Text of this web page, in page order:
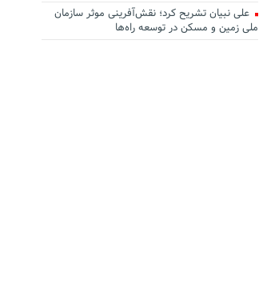
علی نبیان تشریح کرد؛ نقش‌آفرینی موثر سازمان
ملی زمین و مسکن در توسعه راه‌ها